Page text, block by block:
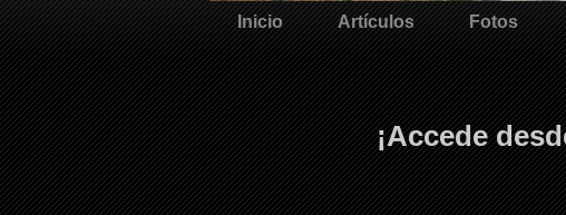
Inicio Artículos Fotos
¡Accede